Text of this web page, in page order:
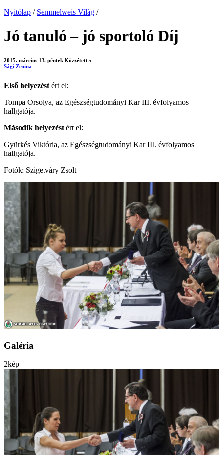
Nyitólap / Semmelweis Világ /
Jó tanuló – jó sportoló Díj
2015. március 13. péntek Közzétette:
Sági Zenina
Első helyezést ért el:
Tompa Orsolya, az Egészségtudományi Kar III. évfolyamos
hallgatója.
Második helyezést ért el:
Gyürkés Viktória, az Egészségtudományi Kar III. évfolyamos
hallgatója.
Fotók: Szigetváry Zsolt
Galéria
2kép